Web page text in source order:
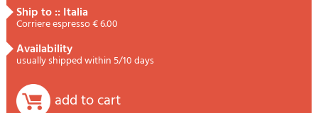
ship to :: Italia
Corriere espresso € 6.00
availability
usually shipped within 5/10 days
add to cart